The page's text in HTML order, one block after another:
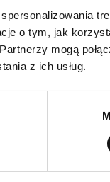
spersonalizowania
o tym, jak
mogą
z ich usług.
KANDYDACI ŚMIERCI